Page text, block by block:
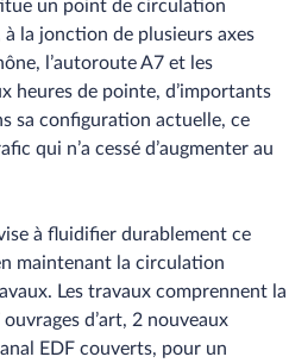
un point de circulation
à la jonction de plusieurs axes
l’autoroute A7 et les
heures de pointe, d’importants
sa configuration actuelle, ce
qui n’a cessé d’augmenter au
à fluidifier durablement ce
maintenant la circulation
Les travaux comprennent la
d’art, 2 nouveaux
EDF couverts, pour un